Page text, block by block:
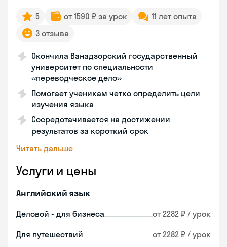
5 от 1590 ₽ за урок
11 лет опыта
3 отзыва
Окончила Ванадзорский государственный
университет по специальности
«переводческое дело»
Помогает ученикам четко определить цели
изучения языка
Сосредотачивается на достижении
результатов за короткий срок
Читать дальше
Услуги и цены
Английский язык
Деловой - для бизнеса от 2282 ₽ / урок
Для путешествий от 2282 ₽ / урок